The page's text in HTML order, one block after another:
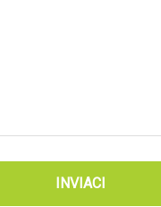
INVIACI